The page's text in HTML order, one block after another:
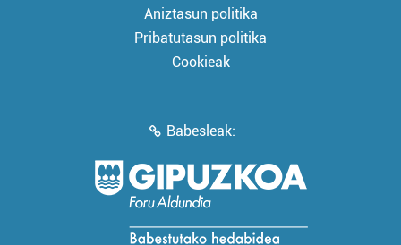
Aniztasun politika
Pribatutasun politika
Cookieak
Babesleak: